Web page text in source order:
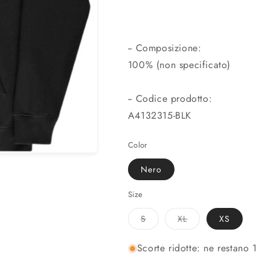
-- Composizione:
100% (non specificato)
-- Codice prodotto:
A4132315-BLK
Color
Nero
Size
SVariante
non
disponibile
XLVariante
esaurita
non
disponibile
XS
Scorte ridotte: ne restano 1